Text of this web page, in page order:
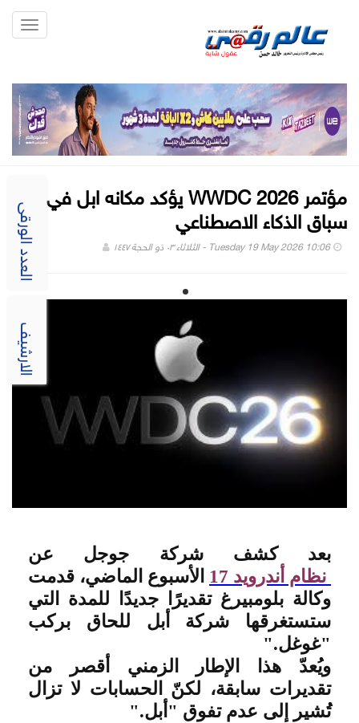
العدد الورقى
الارشيف
مؤتمر WWDC 2026 يؤكد مكانه ابل في
سباق الذكاء الاصطناعي
Tuesday 19 May 2026 10:06 - الثلاثاء ٠٣ ذو الحجة ١٤٤٧
بعد كشف شركة جوجل عن
نظام أندرويد 17
الأسبوع الماضي، قدمت
وكالة بلومبيرغ تقديرًا جديدًا للمدة التي
ستستغرقها شركة أبل للحاق بركب
"غوغل".
ويُعدّ هذا الإطار الزمني أقصر من
تقديرات سابقة، لكنّ الحسابات لا تزال
تُشير إلى عدم تفوق "أبل".